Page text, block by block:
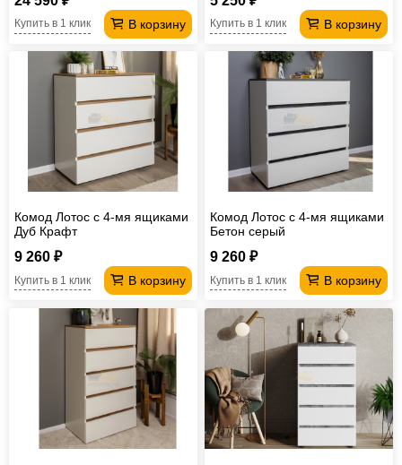
В корзину
Купить в 1 клик В корзину
Купить в 1 клик
Комод Лотос с 4-мя ящиками
Дуб Крафт
9 260 ₽
В корзину
Купить в 1 клик
Комод Лотос с 4-мя ящиками
Бетон серый
9 260 ₽
В корзину
Купить в 1 клик